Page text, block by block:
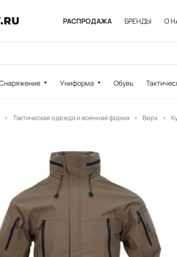
РАСПРОДАЖА БРЕНДЫ О
Униформа Обувь
Тактическая одежда и военная форма Верх